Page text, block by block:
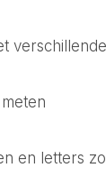
en letters